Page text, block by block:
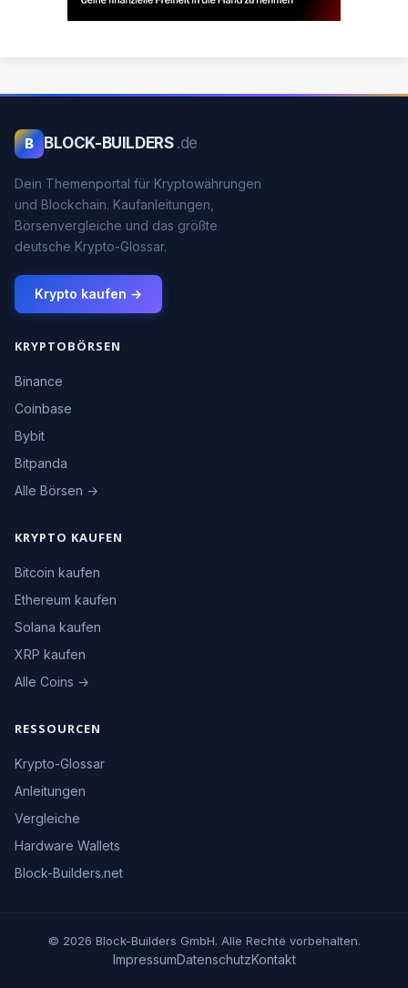
B BLOCK-BUILDERS .de
Dein Themenportal für Kryptowährungen
und Blockchain. Kaufanleitungen,
Börsenvergleiche und das größte
deutsche Krypto-Glossar.
Krypto kaufen →
KRYPTOBÖRSEN
Binance
Coinbase
Bybit
Bitpanda
Alle Börsen →
KRYPTO KAUFEN
Bitcoin kaufen
Ethereum kaufen
Solana kaufen
XRP kaufen
Alle Coins →
RESSOURCEN
Krypto-Glossar
Anleitungen
Vergleiche
Hardware Wallets
Block-Builders.net
© 2026 Block-Builders GmbH. Alle Rechte vorbehalten.
ImpressumDatenschutzKontakt